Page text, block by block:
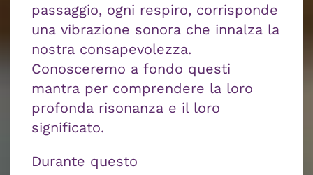
passaggio, ogni respiro, corrisponde
una vibrazione sonora che innalza la
nostra consapevolezza.
Conosceremo a fondo questi
mantra per comprendere la loro
profonda risonanza e il loro
significato.
Durante questo